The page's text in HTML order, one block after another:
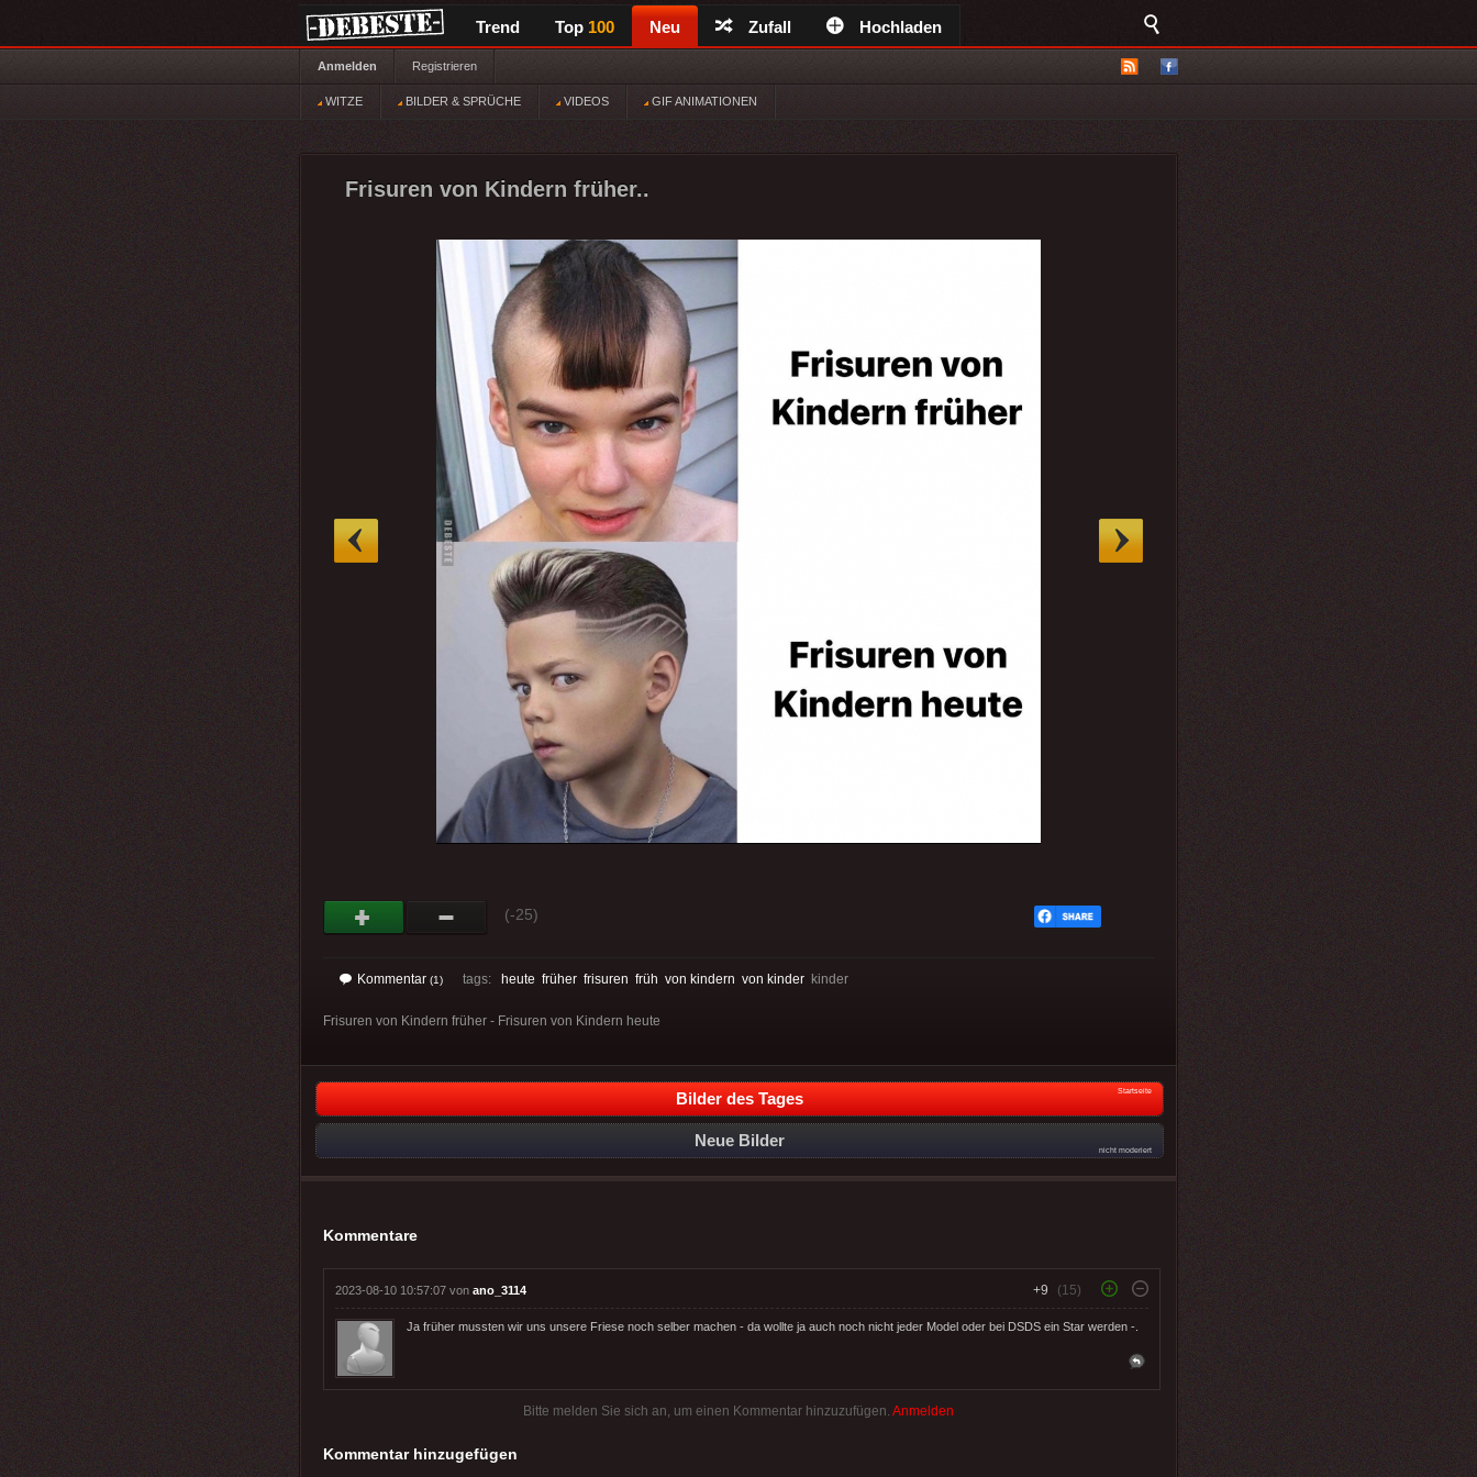
Trend Top 100 Neu Zufall Hochladen
Anmelden Registrieren
WITZE BILDER & SPRÜCHE VIDEOS GIF ANIMATIONEN
Frisuren von Kindern früher..
(-25)
Kommentar (1) tags: heute früher frisuren früh von kindern von kinder kinder
Frisuren von Kindern früher - Frisuren von Kindern heute
Bilder des Tages Startseite
Neue Bilder
nicht moderiert
Kommentare
2023-08-10 10:57:07 von ano_3114 +9 (15)
Ja früher mussten wir uns unsere Friese noch selber machen - da wollte ja auch noch nicht jeder Model oder bei DSDS ein Star werden -.
Bitte melden Sie sich an, um einen Kommentar hinzuzufügen. Anmelden
Kommentar hinzugefügen